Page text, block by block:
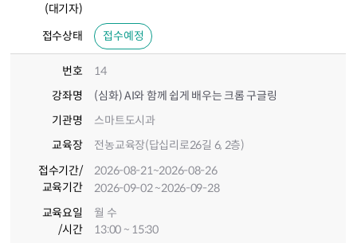
(대기자)
접수상태 접수예정
번호
14
강좌명
(심화) AI와 함께 쉽게 배우는 크롬 구글링
기관명
스마트도시과
교육장
전농교육장(답십리로26길 6, 2층)
접수기간/
교육기간
2026-08-21~2026-08-26
2026-09-02~2026-09-28
교육요일
/시간
월 수
13:00 ~ 15:30